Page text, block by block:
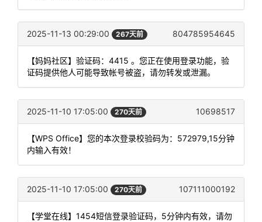
2025-11-13 00:29:00 267天前 804785954645
【妈妈社区】验证码：4415 。您正在使用登录功能，验
证码提供他人可能导致帐号被盗，请勿转发或泄漏。
2025-11-10 17:05:00 270天前 10698517
【WPS Office】您的本次登录校验码为：572979,15分钟
内输入有效！
2025-11-10 17:05:00 270天前 107111000192
【学堂在线】1454短信登录验证码，5分钟内有效，请勿